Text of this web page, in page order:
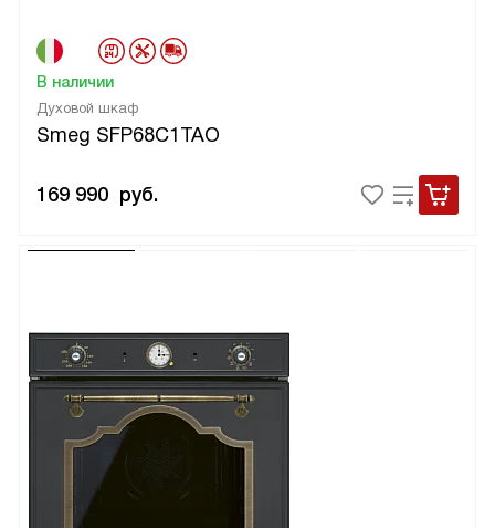
Духовой шкаф
Smeg SFP68C1TAO
В наличии
169 990 руб.